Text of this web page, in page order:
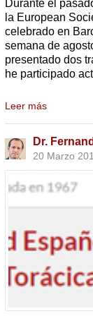
Durante el
la European
celebrado en
semana de
presentado dos
he participado
Leer más
Dr.
20 Marzo